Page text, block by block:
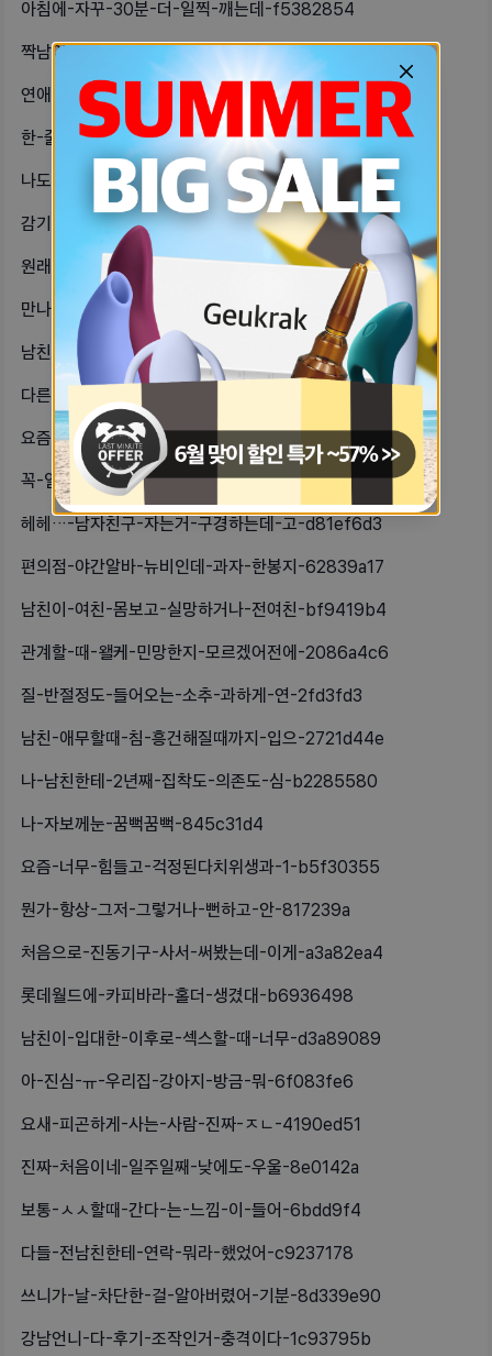
아침에-자꾸-30분-더-일찍-깨는데-f5382854
짝남이-나한테는-말을-함부로-못하겠대-d91e24bf
연애는-오디서-해~-ㅠ-다들-어디서-623eaf73
한-줄-맞지내-눈에만-한-줄인-거-아-dcfa6672
나도-성향이-마미고-남친은-대디인데뭔-4d980c44
감기기운-있어서-어젯밤부터-코-훌쩍훌-4df937a8
원래-성인-되고부터-눈꺼풀-처지나-속-3a1c66f3
만나는-사람이-있는데-아버지가-알고보-a5f6872a
남친이랑-클스마스-보낼라고-햇는데얘기-7ec9c361
다른-분이-프로필-그려주셨길래나도-이-3f4ec219
요즘엔-새벽반-많이-없네ㅜ-6c030585
꼭-일찍-일어나야-되는-날-잠-안-오-2638f76b
헤헤…-남자친구-자는거-구경하는데-고-d81ef6d3
편의점-야간알바-뉴비인데-과자-한봉지-62839a17
남친이-여친-몸보고-실망하거나-전여친-bf9419b4
관계할-때-왤케-민망한지-모르겠어전에-2086a4c6
질-반절정도-들어오는-소추-과하게-연-2fd3fd3
남친-애무할때-침-흥건해질때까지-입으-2721d44e
나-남친한테-2년째-집착도-의존도-심-b2285580
나-자보께눈-꿈뻑꿈뻑-845c31d4
요즘-너무-힘들고-걱정된다치위생과-1-b5f30355
뭔가-항상-그저-그렇거나-뻔하고-안-817239a
처음으로-진동기구-사서-써봤는데-이게-a3a82ea4
롯데월드에-카피바라-홀더-생겼대-b6936498
남친이-입대한-이후로-섹스할-때-너무-d3a89089
아-진심-ㅠ-우리집-강아지-방금-뭐-6f083fe6
요새-피곤하게-사는-사람-진짜-ㅈㄴ-4190ed51
진짜-처음이네-일주일째-낮에도-우울-8e0142a
보통-ㅅㅅ할때-간다-는-느낌-이-들어-6bdd9f4
다들-전남친한테-연락-뭐라-했었어-c9237178
쓰니가-날-차단한-걸-알아버렸어-기분-8d339e90
강남언니-다-후기-조작인거-충격이다-1c93795b